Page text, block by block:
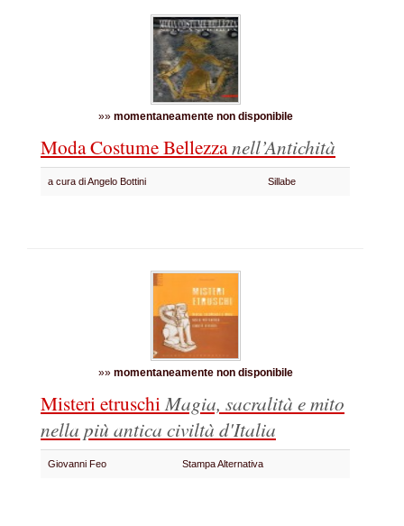
»» momentaneamente non disponibile
Moda Costume Bellezzanell’Antichità
a cura di Angelo Bottini Sillabe
»» momentaneamente non disponibile
Misteri etruschiMagia, sacralità e mito
nella più antica civiltà d'Italia
Giovanni Feo Stampa Alternativa